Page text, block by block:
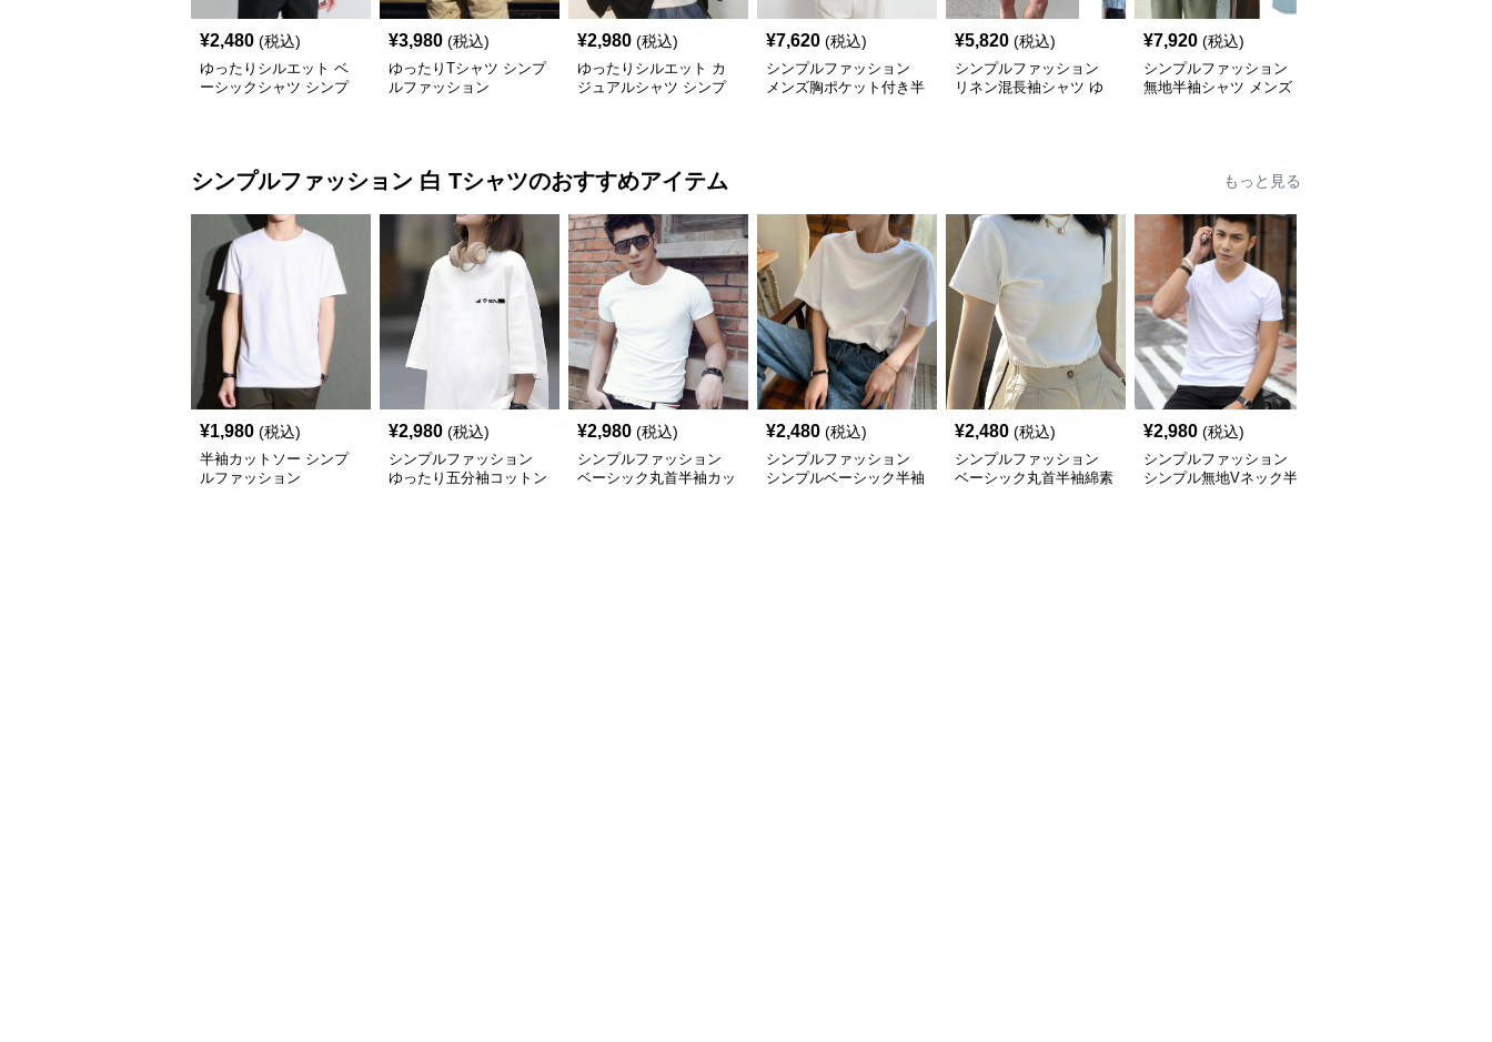
¥2,480 (税込)
ゆったりシルエット ベ
ーシックシャツ シンプ
¥3,980 (税込)
ゆったりTシャツ シンプ
ルファッション
¥2,980 (税込)
ゆったりシルエット カ
ジュアルシャツ シンプ
¥7,620 (税込)
シンプルファッション
メンズ胸ポケット付き半
¥5,820 (税込)
シンプルファッション
リネン混長袖シャツ ゆ
¥7,920 (税込)
シンプルファッション
無地半袖シャツ メンズ
シンプルファッション 白 Tシャツのおすすめアイテム もっと見る
¥1,980 (税込)
半袖カットソー シンプ
ルファッション
¥2,980 (税込)
シンプルファッション
ゆったり五分袖コットン
¥2,980 (税込)
シンプルファッション
ベーシック丸首半袖カッ
¥2,480 (税込)
シンプルファッション
シンプルベーシック半袖
¥2,480 (税込)
シンプルファッション
ベーシック丸首半袖綿素
¥2,980 (税込)
シンプルファッション
シンプル無地Vネック半